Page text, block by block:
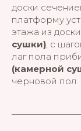
доски
платформу
этажа из
сушки), с
лаг пола
(камерной
черновой пол